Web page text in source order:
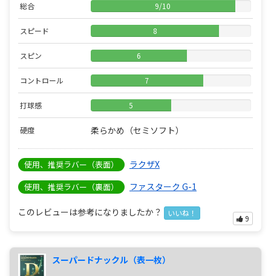
総合 9/10
スピード 8
スピン 6
コントロール 7
打球感 5
硬度 柔らかめ（セミソフト）
使用、推奨ラバー（表面） ラクザX
使用、推奨ラバー（裏面） ファスターク G-1
このレビューは参考になりましたか？ いいね！
9
スーパードナックル（表一枚）